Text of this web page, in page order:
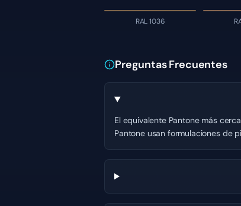
RAL 1036
Preguntas Frecuentes
El equivalente Pantone más
Pantone usan formulaciones de